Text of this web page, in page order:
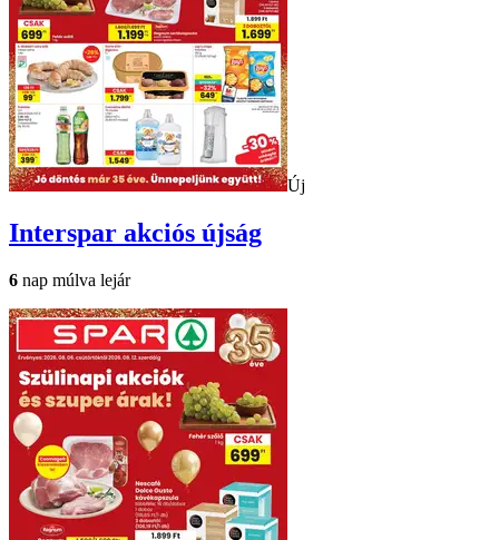
Új
Interspar akciós újság
6 nap múlva lejár